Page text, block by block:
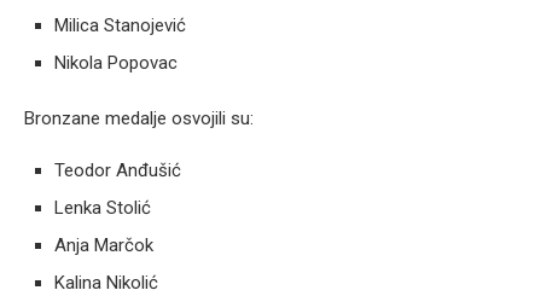
Milica Stanojević
Nikola Popovac
Bronzane medalje osvojili su:
Teodor Anđušić
Lenka Stolić
Anja Marčok
Kalina Nikolić